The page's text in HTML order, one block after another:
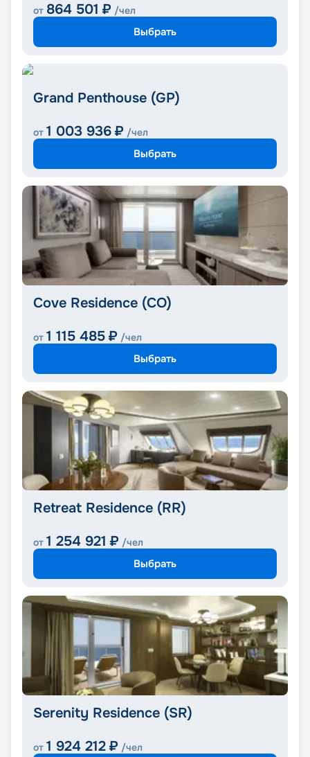
от 864 501 ₽ /чел
Выбрать
Grand Penthouse (GP)
от 1 003 936 ₽ /чел
Выбрать
Cove Residence (CO)
от 1 115 485 ₽ /чел
Выбрать
Retreat Residence (RR)
от 1 254 921 ₽ /чел
Выбрать
Serenity Residence (SR)
от 1 924 212 ₽ /чел